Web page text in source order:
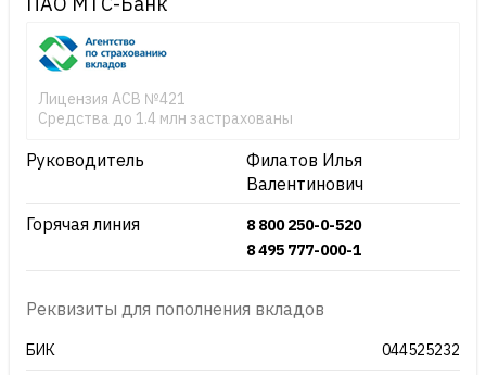
Лицензия АСВ №421
Средства до 1.4 млн застрахованы
Руководитель
Филатов Илья
Валентинович
Горячая линия
8 800 250-0-520
8 495 777-000-1
Реквизиты для пополнения вкладов
БИК 044525232